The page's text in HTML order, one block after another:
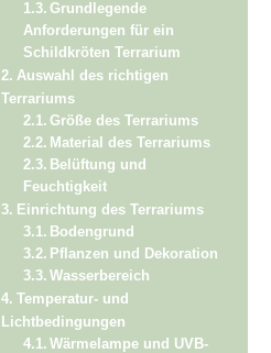
Grundlegende
Anforderungen für ein
Schildkröten Terrarium
Auswahl des richtigen
Terrariums
Größe des Terrariums
Material des Terrariums
Belüftung und
Feuchtigkeit
Einrichtung des Terrariums
Bodengrund
Pflanzen und Dekoration
Wasserbereich
Temperatur- und
Lichtbedingungen
Wärmelampe und UVB-